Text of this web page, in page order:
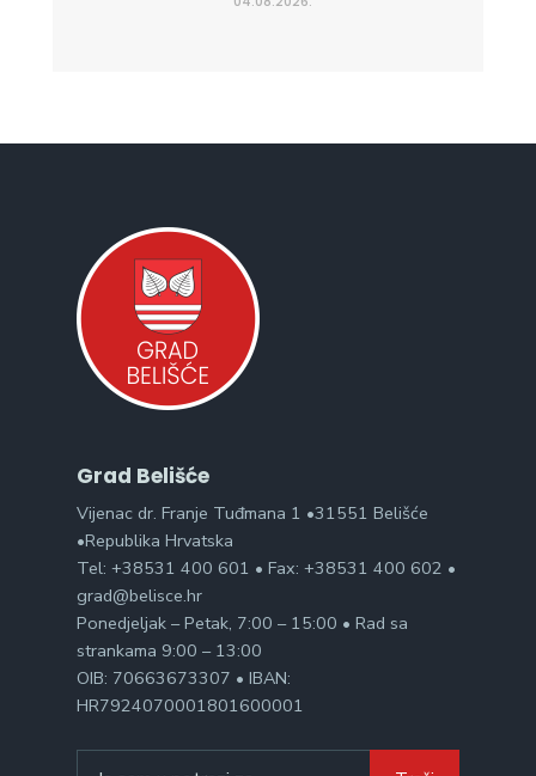
Grad Belišće
Vijenac dr. Franje Tuđmana 1 •31551 Belišće
•Republika Hrvatska
Tel: +38531 400 601 • Fax: +38531 400 602 •
grad@belisce.hr
Ponedjeljak – Petak, 7:00 – 15:00 • Rad sa
strankama 9:00 – 13:00
OIB: 70663673307 • IBAN:
HR7924070001801600001